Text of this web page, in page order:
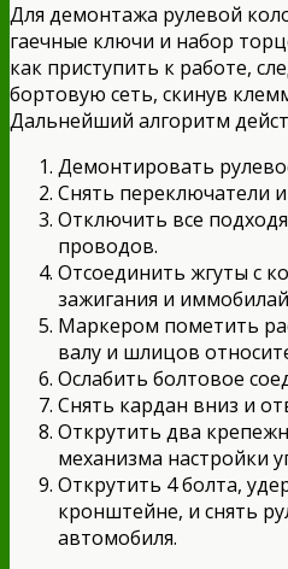
Для демонтажа рулевой
гаечные ключи и набор
как приступить к работе,
бортовую сеть, скинув
Дальнейший алгоритм
Демонтировать
Снять переключатели
Отключить все
проводов.
Отсоединить жгуты с
зажигания и
Маркером пометить
валу и шлицов
Ослабить болтовое
Снять кардан вниз и
Открутить два
механизма настройки
Открутить 4 болта,
кронштейне, и снять
автомобиля.